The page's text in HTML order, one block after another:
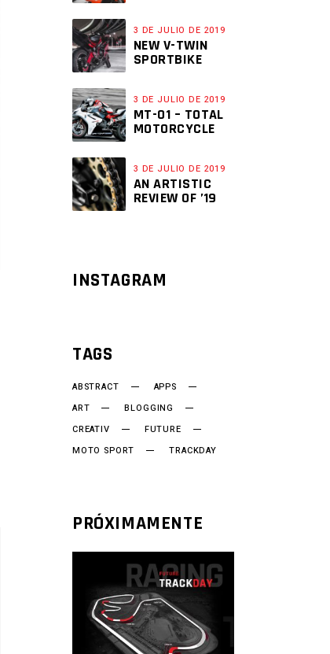
3 DE JULIO DE 2019
NEW V-TWIN
SPORTBIKE
3 DE JULIO DE 2019
MT-01 – TOTAL
MOTORCYCLE
3 DE JULIO DE 2019
AN ARTISTIC
REVIEW OF ’19
INSTAGRAM
TAGS
ABSTRACT
APPS
ART
BLOGGING
CREATIV
FUTURE
MOTO SPORT
TRACKDAY
PRÓXIMAMENTE